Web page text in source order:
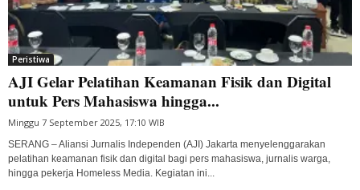
Peristiwa
AJI Gelar Pelatihan Keamanan Fisik dan Digital
untuk Pers Mahasiswa hingga...
Minggu 7 September 2025, 17:10 WIB
SERANG – Aliansi Jurnalis Independen (AJI) Jakarta menyelenggarakan
pelatihan keamanan fisik dan digital bagi pers mahasiswa, jurnalis warga,
hingga pekerja Homeless Media. Kegiatan ini...